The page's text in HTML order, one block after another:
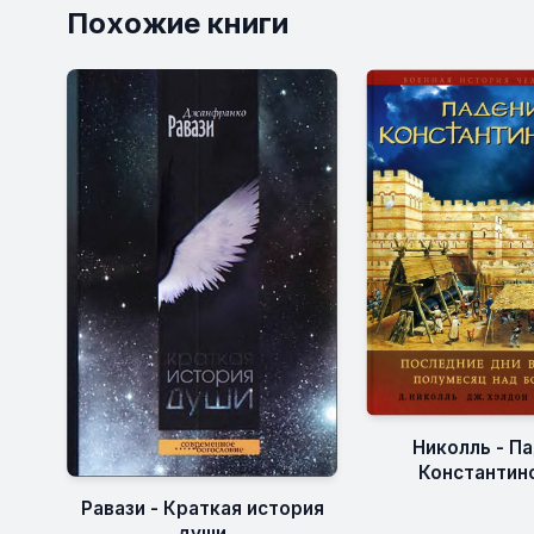
Похожие книги
Равази - Краткая история
Николль -